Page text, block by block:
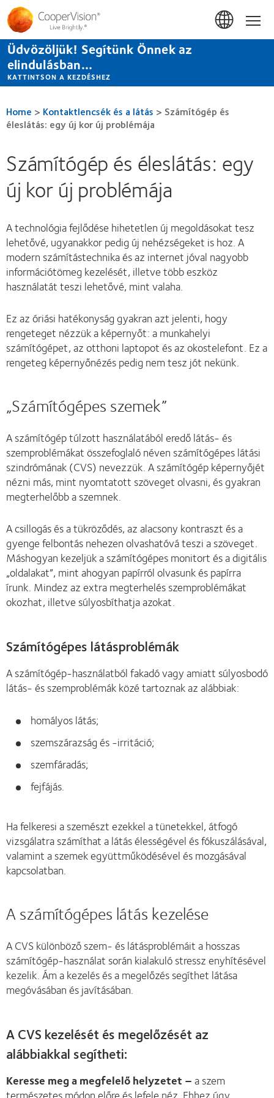
Ugrás
tartalomra
Üdvözöljük! Segítünk Önnek az
elindulásban...
KATTINTSON A KEZDÉSHEZ
Home > Kontaktlencsék és a látás > Számítógép és
éleslátás: egy új kor új problémája
Számítógép és éleslátás: egy
új kor új problémája
A technológia fejlődése hihetetlen új megoldásokat tesz
lehetővé, ugyanakkor pedig új nehézségeket is hoz. A
modern számítástechnika és az internet jóval nagyobb
információtömeg kezelését, illetve több eszköz
használatát teszi lehetővé, mint valaha.
Ez az óriási hatékonyság gyakran azt jelenti, hogy
rengeteget nézzük a képernyőt: a munkahelyi
számítógépet, az otthoni laptopot és az okostelefont. Ez a
rengeteg képernyőnézés pedig nem tesz jót nekünk.
„Számítógépes szemek”
A számítógép túlzott használatából eredő látás- és
szemproblémákat összefoglaló néven számítógépes látási
szindrómának (CVS) nevezzük. A számítógép képernyőjét
nézni más, mint nyomtatott szöveget olvasni, és gyakran
megterhelőbb a szemnek.
A csillogás és a tükröződés, az alacsony kontraszt és a
gyenge felbontás nehezen olvashatóvá teszi a szöveget.
Máshogyan kezeljük a számítógépes monitort és a digitális
„oldalakat”, mint ahogyan papírról olvasunk és papírra
írunk. Mindez az extra megterhelés szemproblémákat
okozhat, illetve súlyosbíthatja azokat.
Számítógépes látásproblémák
A számítógép-használatból fakadó vagy amiatt súlyosbodó
látás- és szemproblémák közé tartoznak az alábbiak:
homályos látás;
szemszárazság és -irritáció;
szemfáradás;
fejfájás.
Ha felkeresi a szemészt ezekkel a tünetekkel, átfogó
vizsgálatra számíthat a látás élességével és fókuszálásával,
valamint a szemek együttműködésével és mozgásával
kapcsolatban.
A számítógépes látás kezelése
A CVS különböző szem- és látásproblémáit a hosszas
számítógép-használat során kialakuló stressz enyhítésével
kezelik. Ám a kezelés és a megelőzés segíthet látása
megóvásában és javításában.
A CVS kezelését és megelőzését az
alábbiakkal segítheti:
Keresse meg a megfelelő helyzetet –a szem